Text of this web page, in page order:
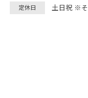
定休日 土日祝 ※